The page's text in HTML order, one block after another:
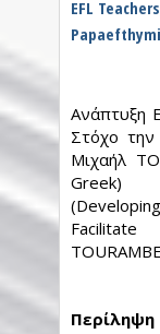
EFL
Ανάπτυξη
Στόχο
Μιχαήλ
Greek)
Περίληψη